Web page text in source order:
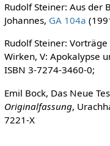
Rudolf Steiner: Aus der
Johannes, GA 104a
Rudolf Steiner:
Wirken, V: Apokalypse
ISBN 3-7274-3460-0;
Emil Bock, Das Neue
Originalfassung,
7221-X